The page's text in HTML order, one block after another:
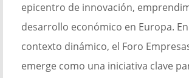
epicentro de innovación,
desarrollo económico en Europa.
contexto dinámico, el Foro
emerge como una iniciativa clave